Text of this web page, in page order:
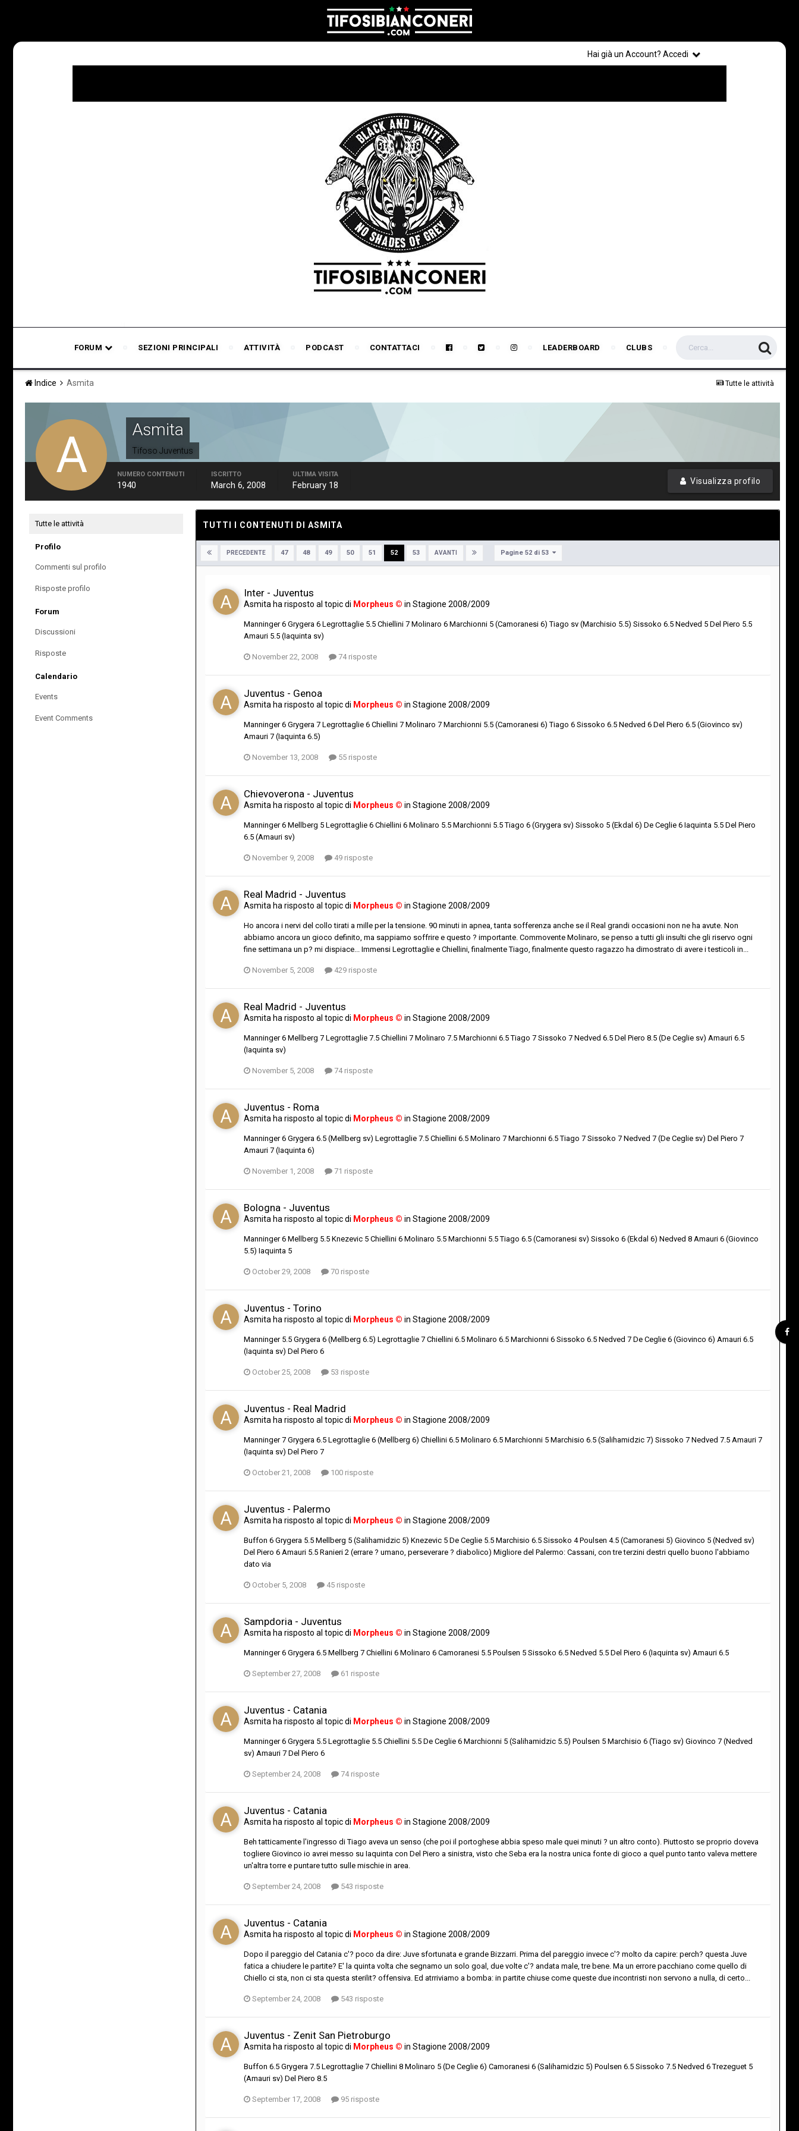
Hai già un Account? Accedi
FORUM SEZIONI PRINCIPALI ATTIVITÀ PODCAST CONTATTACI LEADERBOARD CLUBS
Tutte le attività
Indice Asmita
Asmita
Tifoso Juventus
Visualizza profilo
NUMERO CONTENUTI
1940
ISCRITTO
March 6, 2008
ULTIMA VISITA
February 18
Tutte le attività
Profilo
Commenti sul profilo
Risposte profilo
Forum
Discussioni
Risposte
Calendario
Events
Event Comments
TUTTI I CONTENUTI DI ASMITA
PRECEDENTE 47 48 49 50 51 52 53 AVANTI Pagine 52 di 53
Inter - Juventus
Asmita ha risposto al topic di Morpheus © in Stagione 2008/2009
Manninger 6 Grygera 6 Legrottaglie 5.5 Chiellini 7 Molinaro 6 Marchionni 5 (Camoranesi 6) Tiago sv (Marchisio 5.5) Sissoko 6.5 Nedved 5 Del Piero 5.5
Amauri 5.5 (Iaquinta sv)
November 22, 2008 74 risposte
Juventus - Genoa
Asmita ha risposto al topic di Morpheus © in Stagione 2008/2009
Manninger 6 Grygera 7 Legrottaglie 6 Chiellini 7 Molinaro 7 Marchionni 5.5 (Camoranesi 6) Tiago 6 Sissoko 6.5 Nedved 6 Del Piero 6.5 (Giovinco sv)
Amauri 7 (Iaquinta 6.5)
November 13, 2008 55 risposte
Chievoverona - Juventus
Asmita ha risposto al topic di Morpheus © in Stagione 2008/2009
Manninger 6 Mellberg 5 Legrottaglie 6 Chiellini 6 Molinaro 5.5 Marchionni 5.5 Tiago 6 (Grygera sv) Sissoko 5 (Ekdal 6) De Ceglie 6 Iaquinta 5.5 Del Piero
6.5 (Amauri sv)
November 9, 2008 49 risposte
Real Madrid - Juventus
Asmita ha risposto al topic di Morpheus © in Stagione 2008/2009
Ho ancora i nervi del collo tirati a mille per la tensione. 90 minuti in apnea, tanta sofferenza anche se il Real grandi occasioni non ne ha avute. Non
abbiamo ancora un gioco definito, ma sappiamo soffrire e questo ? importante. Commovente Molinaro, se penso a tutti gli insulti che gli riservo ogni
fine settimana un p? mi dispiace... Immensi Legrottaglie e Chiellini, finalmente Tiago, finalmente questo ragazzo ha dimostrato di avere i testicoli in...
November 5, 2008 429 risposte
Real Madrid - Juventus
Asmita ha risposto al topic di Morpheus © in Stagione 2008/2009
Manninger 6 Mellberg 7 Legrottaglie 7.5 Chiellini 7 Molinaro 7.5 Marchionni 6.5 Tiago 7 Sissoko 7 Nedved 6.5 Del Piero 8.5 (De Ceglie sv) Amauri 6.5
(Iaquinta sv)
November 5, 2008 74 risposte
Juventus - Roma
Asmita ha risposto al topic di Morpheus © in Stagione 2008/2009
Manninger 6 Grygera 6.5 (Mellberg sv) Legrottaglie 7.5 Chiellini 6.5 Molinaro 7 Marchionni 6.5 Tiago 7 Sissoko 7 Nedved 7 (De Ceglie sv) Del Piero 7
Amauri 7 (Iaquinta 6)
November 1, 2008 71 risposte
Bologna - Juventus
Asmita ha risposto al topic di Morpheus © in Stagione 2008/2009
Manninger 6 Mellberg 5.5 Knezevic 5 Chiellini 6 Molinaro 5.5 Marchionni 5.5 Tiago 6.5 (Camoranesi sv) Sissoko 6 (Ekdal 6) Nedved 8 Amauri 6 (Giovinco
5.5) Iaquinta 5
October 29, 2008 70 risposte
Juventus - Torino
Asmita ha risposto al topic di Morpheus © in Stagione 2008/2009
Manninger 5.5 Grygera 6 (Mellberg 6.5) Legrottaglie 7 Chiellini 6.5 Molinaro 6.5 Marchionni 6 Sissoko 6.5 Nedved 7 De Ceglie 6 (Giovinco 6) Amauri 6.5
(Iaquinta sv) Del Piero 6
October 25, 2008 53 risposte
Juventus - Real Madrid
Asmita ha risposto al topic di Morpheus © in Stagione 2008/2009
Manninger 7 Grygera 6.5 Legrottaglie 6 (Mellberg 6) Chiellini 6.5 Molinaro 6.5 Marchionni 5 Marchisio 6.5 (Salihamidzic 7) Sissoko 7 Nedved 7.5 Amauri 7
(Iaquinta sv) Del Piero 7
October 21, 2008 100 risposte
Juventus - Palermo
Asmita ha risposto al topic di Morpheus © in Stagione 2008/2009
Buffon 6 Grygera 5.5 Mellberg 5 (Salihamidzic 5) Knezevic 5 De Ceglie 5.5 Marchisio 6.5 Sissoko 4 Poulsen 4.5 (Camoranesi 5) Giovinco 5 (Nedved sv)
Del Piero 6 Amauri 5.5 Ranieri 2 (errare ? umano, perseverare ? diabolico) Migliore del Palermo: Cassani, con tre terzini destri quello buono l'abbiamo
dato via
October 5, 2008 45 risposte
Sampdoria - Juventus
Asmita ha risposto al topic di Morpheus © in Stagione 2008/2009
Manninger 6 Grygera 6.5 Mellberg 7 Chiellini 6 Molinaro 6 Camoranesi 5.5 Poulsen 5 Sissoko 6.5 Nedved 5.5 Del Piero 6 (Iaquinta sv) Amauri 6.5
September 27, 2008 61 risposte
Juventus - Catania
Asmita ha risposto al topic di Morpheus © in Stagione 2008/2009
Manninger 6 Grygera 5.5 Legrottaglie 5.5 Chiellini 5.5 De Ceglie 6 Marchionni 5 (Salihamidzic 5.5) Poulsen 5 Marchisio 6 (Tiago sv) Giovinco 7 (Nedved
sv) Amauri 7 Del Piero 6
September 24, 2008 74 risposte
Juventus - Catania
Asmita ha risposto al topic di Morpheus © in Stagione 2008/2009
Beh tatticamente l'ingresso di Tiago aveva un senso (che poi il portoghese abbia speso male quei minuti ? un altro conto). Piuttosto se proprio doveva
togliere Giovinco io avrei messo su Iaquinta con Del Piero a sinistra, visto che Seba era la nostra unica fonte di gioco a quel punto tanto valeva mettere
un'altra torre e puntare tutto sulle mischie in area.
September 24, 2008 543 risposte
Juventus - Catania
Asmita ha risposto al topic di Morpheus © in Stagione 2008/2009
Dopo il pareggio del Catania c'? poco da dire: Juve sfortunata e grande Bizzarri. Prima del pareggio invece c'? molto da capire: perch? questa Juve
fatica a chiudere le partite? E' la quinta volta che segnamo un solo goal, due volte c'? andata male, tre bene. Ma un errore pacchiano come quello di
Chiello ci sta, non ci sta questa sterilit? offensiva. Ed atrriviamo a bomba: in partite chiuse come queste due incontristi non servono a nulla, di certo...
September 24, 2008 543 risposte
Juventus - Zenit San Pietroburgo
Asmita ha risposto al topic di Morpheus © in Stagione 2008/2009
Buffon 6.5 Grygera 7.5 Legrottaglie 7 Chiellini 8 Molinaro 5 (De Ceglie 6) Camoranesi 6 (Salihamidzic 5) Poulsen 6.5 Sissoko 7.5 Nedved 6 Trezeguet 5
(Amauri sv) Del Piero 8.5
September 17, 2008 95 risposte